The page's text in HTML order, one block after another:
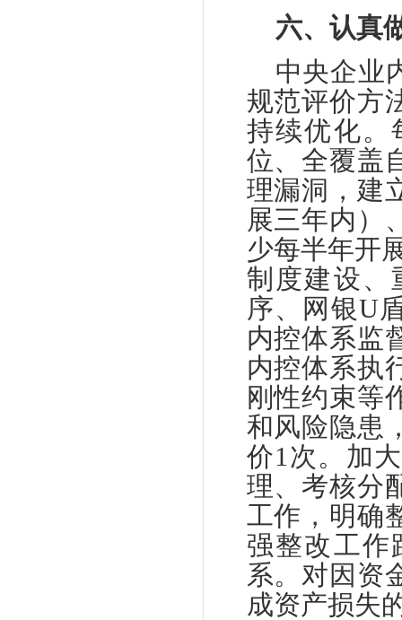
六、认真
中央企业
规范评价方
持续优化。
位、全覆盖
理漏洞，建
展三年内）
少每半年开
制度建设、
序、网银U
内控体系监
内控体系执
刚性约束等
和风险隐患
价1次。加
理、考核分
工作，明确
强整改工作
系。对因资
成资产损失